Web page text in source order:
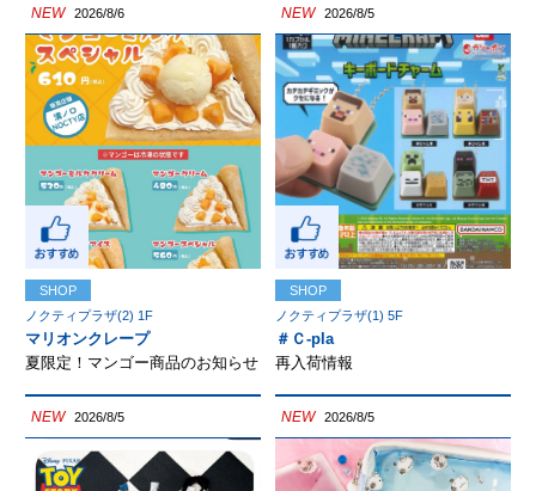
NEW 2026/8/6
SHOP
ノクティプラザ(2) 1F
マリオンクレープ
夏限定！マンゴー商品のお知らせ
NEW 2026/8/5
SHOP
ノクティプラザ(1) 5F
＃Ｃ-pla
再入荷情報
NEW 2026/8/5 NEW 2026/8/5